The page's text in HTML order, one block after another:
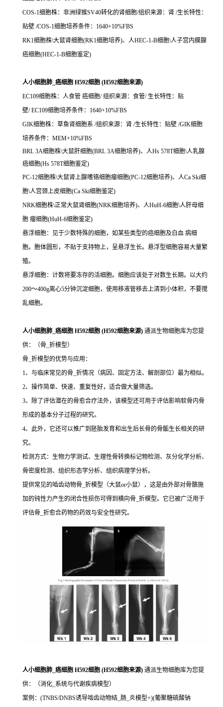
COS-1细胞株：非洲绿猴SV40转化的肾细胞/组织来源：肾 /生长特性：
贴壁 /COS-1细胞培养条件：1640+10%FBS
RK1细胞株\大鼠肾细胞(RK1细胞培养)、人HEC-1-B细胞\人子宫内膜腺
癌细胞(HEC-1-B细胞鉴定)
人小细胞肺_癌细胞 H592细胞 (H592细胞来源)
EC109细胞株：人食管 癌细胞/ 组织来源：食管/ 生长特性：贴
壁/ EC109细胞培养条件：1640+10%FBS
GIK细胞株：草鱼肾细胞系 /组织来源：肾 /生长特性：贴壁 /GIK细胞
培养条件：MEM+10%FBS
BRL 3A细胞株\大鼠肝细胞(BRL 3A细胞培养)、人Hs 578T细胞\人乳腺
癌细胞(Hs 578T细胞鉴定)
PC-12细胞株\大鼠肾上腺嗜铬细胞瘤细胞(PC-12细胞培养)、人Ca Ski细
胞\人宫颈上皮细胞(Ca Ski细胞鉴定)
NRK细胞株\正常大鼠肾细胞(NRK细胞培养)、人HuH-6细胞\人肝母细
胞 瘤细胞(HuH-6细胞鉴定)
悬浮细胞：见于少数特殊的细胞，如某些类型的癌细胞及白血 病细
胞。胞体圆形，不贴于支持物上，呈悬浮生长。悬浮型细胞容易大量繁
殖。
悬浮细胞：计数将要冻存的活细胞。细胞应该处于对数生长期。以大约
200～400g离心5分钟沉淀细胞，使用移液管移去上清到小体积，不要搅
乱细胞。
人小细胞肺_癌细胞 H592细胞 (H592细胞来源) 通派生物细胞库为您提
供：（骨_折模型）
骨_折模型的优势与应用：
1、与临床常见的骨_折情况（病因、固定方法、解剖部位）最为相似。
2、操作简单、快速、重复性好，适合做大量筛选。
3、除了评估潜在的骨愈合疗法外，该模型还可用于评估影响软骨内骨
形成的基本分子过程的研究。
4、此外，它还可以推广到胚胎发育和出生后长骨的骨骺生长相关的研
究。
检测方式：生物力学测试、生理性骨转换标记物检测、灰分化学分析、
骨密度检测、组织形态学分析、组织病理学分析。
提供常见的啮齿动物骨_折模型（大鼠or小鼠），这是由外部对骨骼施
加的钝性力产生的闭合性损伤可得到横向骨_折模型。它已被广泛用于
评估骨_折愈合药物的药效与安全性研究。
人小细胞肺_癌细胞 H592细胞 (H592细胞来源) 通派生物细胞库为您提
供：（消化_系统与代谢疾病模型）
案例：(TNBS/DNBS诱导啮齿动物结_肠_炎模型+)(葡聚糖硫酸钠